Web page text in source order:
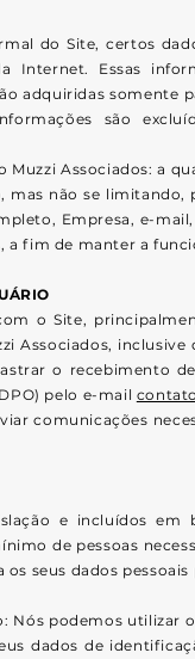
do Site, certos
Internet. Essas
adquiridas
são
Associados: a
não se
Empresa, e-
fim de manter a
o Site,
Associados,
o recebimento
pelo e-mail
comunicações
e incluídos
de pessoas
seus dados pessoais
Nós podemos
dados de